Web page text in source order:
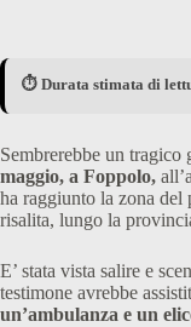
⏱️ Durata stimata di
Sembrerebbe un tragico
maggio, a Foppolo,
ha raggiunto la zona
risalita, lungo la
E’ stata vista salire e
testimone avrebbe
un’ambulanza e un